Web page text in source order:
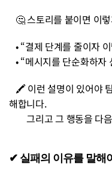
🤔 스토리를 붙이면 이
• “결제 단계를 줄이자
• “메시지를 단순화하
🖍️ 이런 설명이 있어야
해합니다.
그리고 그 행동
✔︎ 실패의 이유를 말해